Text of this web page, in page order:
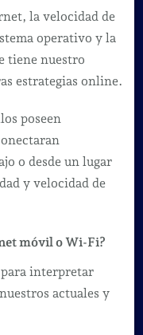
la velocidad de
operativo y la
tiene nuestro
estrategias online.
poseen
o desde un lugar
y velocidad de
móvil o Wi-Fi?
para interpretar
actuales y